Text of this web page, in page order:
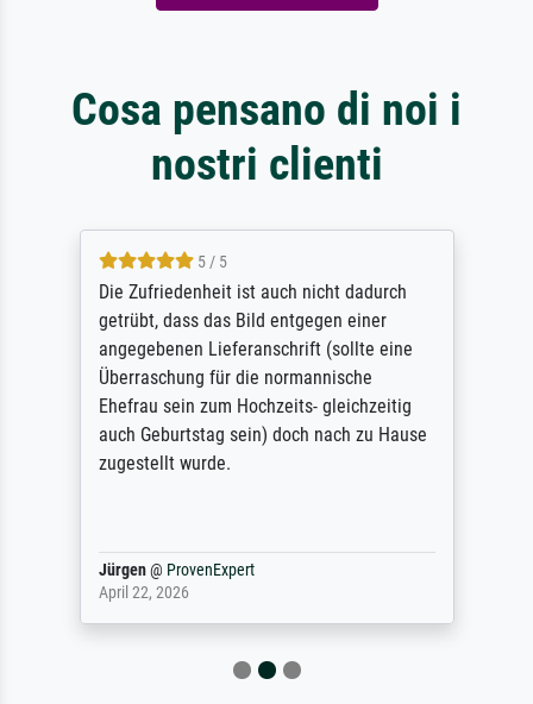
Cosa pensano di noi i
nostri clienti
5 / 5
Die Zufriedenheit ist auch nicht dadurch
getrübt, dass das Bild entgegen einer
angegebenen Lieferanschrift (sollte eine
Überraschung für die normannische
Ehefrau sein zum Hochzeits- gleichzeitig
auch Geburtstag sein) doch nach zu Hause
zugestellt wurde.
Jürgen@ ProvenExpert
April 22, 2026